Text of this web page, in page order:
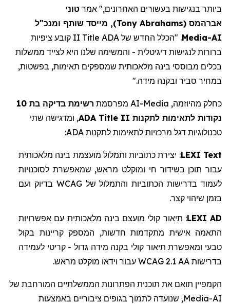
ביותר בנגישות בעשורים האחרונים," אמר טוני
אברהמס (
Tony Abrahams
), מייסד שותף ומנכ"ל
AI-
Media. "הכלל החדש של ADA Title
II קובע ציפיות
ברורות לנגישות דיגיטלית - והמשימה שלנו היא לצייד ממשלות
בכלים מבוססי בינה מלאכותית שמספקים תאימות, בפשטות,
במחיר סביר ובקנה מידה."
כחלק מהיוזמה, AI-Media מפרסמת
רשימת בדיקה בת 10
נקודות לתאימות לתקנות ADA Title II, ומדגישה שתי
טכנולוגיות דגל מרכזיות לתאימות לתקנות ADA
:
LEXI Text
: יצירת כתוביות ותמלול מועצמת בינה מלאכותית
עבור תוכן בשידור חי ומוקלט מראש, שמאפשרת לסוכנויות
לעמוד בדרישות הכתוביות והתמלול של WCAG בדיוק ועם
בזמן שיהוי קצר.
LEXI AD
: תיאור קולי מועצם בינה מלאכותית עם אפשרויות
התאמה אישית מתקדמות חדשות, המספק קריינות בקול
טבעי ומאפשרת תיאור קולי בקנה מידה גדול-קריטי לעמידה
בדרישות WCAG 2.1 AA עבור וידאו מוקלט מראש.
הקמפיין תואם את תוכנית הפתרונות הממשלתיים המורחבת של
AI-
Media, שנועדה לתמוך בגופים ציבוריים באמצעות